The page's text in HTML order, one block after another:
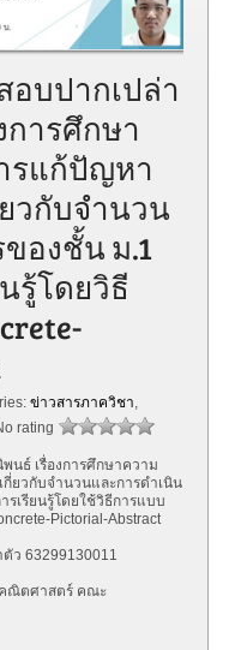
บปากเปล่า
ารศึกษา
รแก้ปัญหา
วกับจำนวน
องชั้น ม.1
รู้โดยวิธี
ข่าวสารภาควิชา,
rating
นธ์ เรื่องการศึกษาความ
ยวกับจำนวนและการดำเนิน
เรียนรู้โดยใช้วิธีการแบบ
Pictorial-Abstract
ว 63299130011
ณิตศาสตร์ คณะ